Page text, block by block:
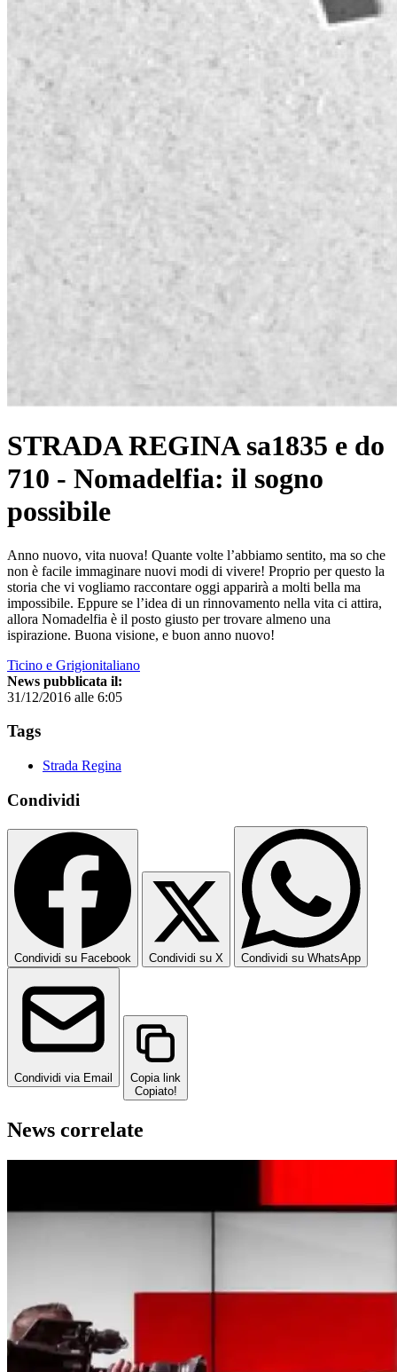
STRADA REGINA sa1835 e do
710 - Nomadelfia: il sogno
possibile
Anno nuovo, vita nuova! Quante volte l’abbiamo sentito, ma so che
non è facile immaginare nuovi modi di vivere! Proprio per questo la
storia che vi vogliamo raccontare oggi apparirà a molti bella ma
impossibile. Eppure se l’idea di un rinnovamento nella vita ci attira,
allora Nomadelfia è il posto giusto per trovare almeno una
ispirazione. Buona visione, e buon anno nuovo!
Ticino e Grigionitaliano
News pubblicata il:
31/12/2016 alle 6:05
Tags
Strada Regina
Condividi
Condividi su Facebook Condividi su X Condividi su WhatsApp
Condividi via Email
Copia link
Copiato!
News correlate